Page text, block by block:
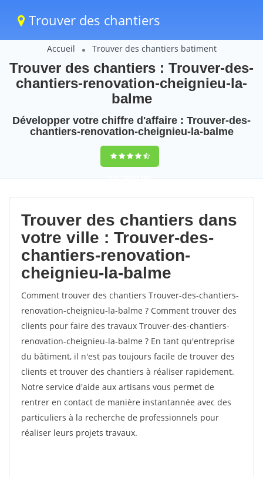
Trouver des chantiers
Accueil Trouver des chantiers batiment
Trouver des chantiers : Trouver-des-
chantiers-renovation-cheignieu-la-
balme
Développer votre chiffre d'affaire : Trouver-des-
chantiers-renovation-cheignieu-la-balme
9,5(100%)105
votes
Trouver des chantiers dans
votre ville : Trouver-des-
chantiers-renovation-
cheignieu-la-balme
Comment trouver des chantiers Trouver-des-chantiers-
renovation-cheignieu-la-balme ? Comment trouver des
clients pour faire des travaux Trouver-des-chantiers-
renovation-cheignieu-la-balme ? En tant qu'entreprise
du bâtiment, il n'est pas toujours facile de trouver des
clients et trouver des chantiers à réaliser rapidement.
Notre service d'aide aux artisans vous permet de
rentrer en contact de manière instantannée avec des
particuliers à la recherche de professionnels pour
réaliser leurs projets travaux.